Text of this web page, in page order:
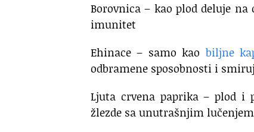
Borovnica – kao plod deluje
imunitet
Ehinace – samo kao biljne
odbramene sposobnosti i
Ljuta crvena paprika – plod i
žlezde sa unutrašnjim